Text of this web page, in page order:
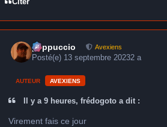
Citer
peppuccio Avexiens
Posté(e) 13 septembre 20232 a
AUTEUR AVEXIENS
Il y a 9 heures, frédogoto a dit :
Virement fais ce jour